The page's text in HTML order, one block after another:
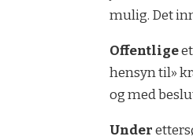
mulig. Det
Offentlige
hensyn til»
og med
Under